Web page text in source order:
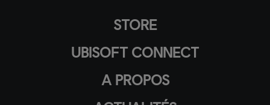
STORE
UBISOFT CONNECT
A PROPOS